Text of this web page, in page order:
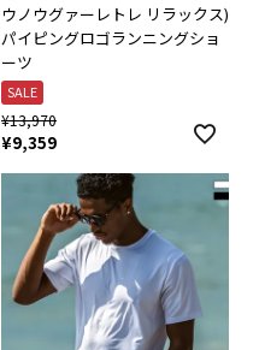
ウノウグァーレトレ リラックス)
パイピングロゴランニングショ
ーツ
SALE
¥13,970
¥9,359